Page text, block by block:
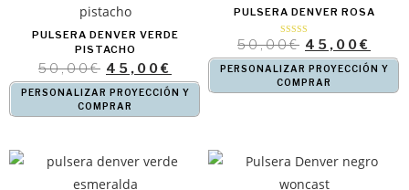
PULSERA DENVER VERDE
PISTACHO
50,00€ 45,00€
PERSONALIZAR PROYECCIÓN Y
COMPRAR
PULSERA DENVER ROSA
Valorado con
5.00
de 5
50,00€ 45,00€
PERSONALIZAR PROYECCIÓN Y
COMPRAR